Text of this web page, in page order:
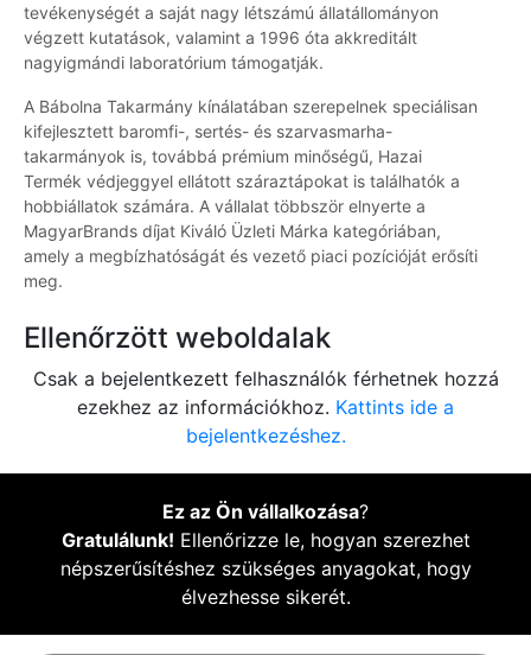
tevékenységét a saját nagy létszámú állatállományon
végzett kutatások, valamint a 1996 óta akkreditált
nagyigmándi laboratórium támogatják.
A Bábolna Takarmány kínálatában szerepelnek speciálisan
kifejlesztett baromfi-, sertés- és szarvasmarha-
takarmányok is, továbbá prémium minőségű, Hazai
Termék védjeggyel ellátott száraztápokat is találhatók a
hobbiállatok számára. A vállalat többször elnyerte a
MagyarBrands díjat Kiváló Üzleti Márka kategóriában,
amely a megbízhatóságát és vezető piaci pozícióját erősíti
meg.
Ellenőrzött weboldalak
Csak a bejelentkezett felhasználók férhetnek hozzá
ezekhez az információkhoz. Kattints ide a
bejelentkezéshez.
Ez az Ön vállalkozása?
Gratulálunk! Ellenőrizze le, hogyan szerezhet
népszerűsítéshez szükséges anyagokat, hogy
élvezhesse sikerét.